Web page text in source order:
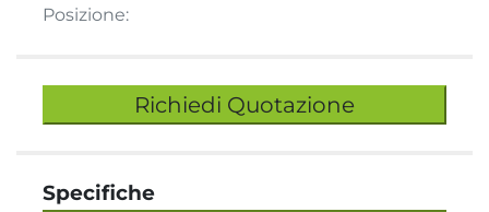
Posizione:
Richiedi Quotazione
Specifiche